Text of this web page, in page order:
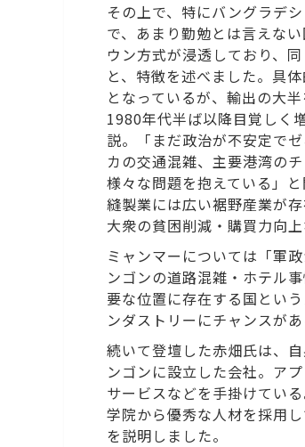
その上で、特にバングラデ
で、あまり勤勉とは言えな
ウン方式が浸透しており、
と、特徴を述べました。具
となっているが、輸出の大
1980年代半ば以降目覚しく
説。「まだ政治が不安定で
カの交通混雑、主要港湾の
様々な問題を抱えている」
縫製業には広い裾野産業が
大衆の貧困削減・購買力向
ミャンマーについては「軍
ンゴンの道路混雑・ホテル
要な位置に存在する国とい
ンダストリーにチャンスが
続いて登壇した赤畑氏は、
ンゴンに設立した会社。ア
サービスなどを手掛けてい
学院から優秀な人材を採用
を説明しました。